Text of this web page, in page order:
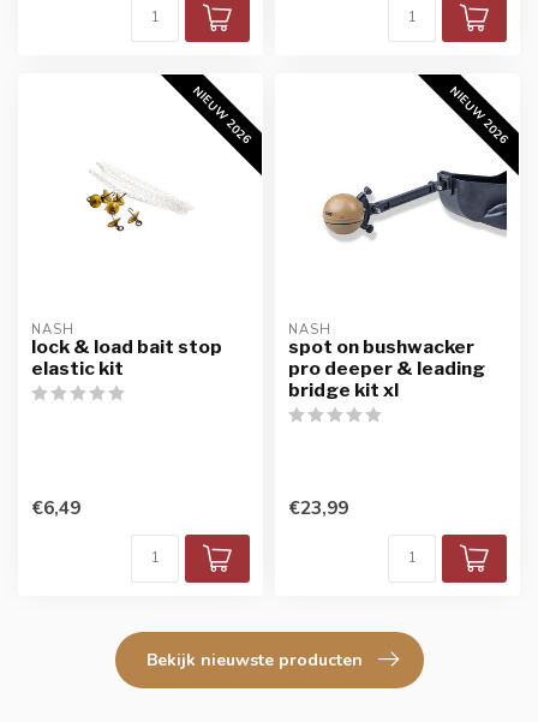
NIEUW 2026
NASH
lock & load bait stop
elastic kit
€6,49
NIEUW 2026
NASH
spot on bushwacker
pro deeper & leading
bridge kit xl
€23,99
Bekijk nieuwste producten